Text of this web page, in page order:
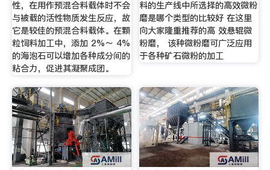
性，在用作预混合料载体时不会
与被载的活性物质发生反应，故
它是较佳的预混合料载体。在颗
粒饲料加工中，添加 2%～ 4%
的海泡石可以增加各种成分间的
粘合力，促进其凝聚成团。
料的生产线中所选择的高效微粉
磨是哪个类型的比较好 在这里
向大家隆重推荐的高 效悬辊微
粉磨， 该种微粉磨可广泛应用
于各种矿石微粉的加工